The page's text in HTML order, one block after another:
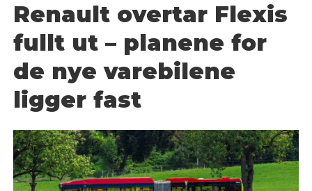
Renault overtar Flexis
fullt ut – planene for
de nye varebilene
ligger fast